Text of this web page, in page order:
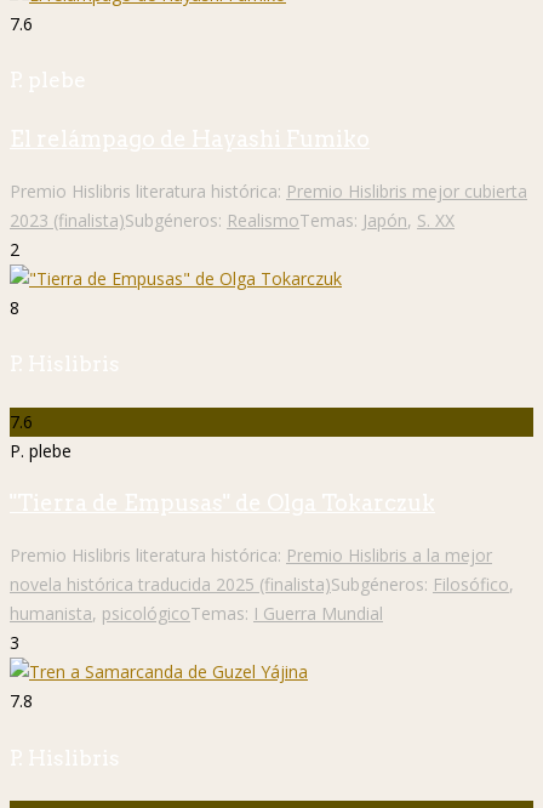
7.6
P. plebe
El relámpago de Hayashi Fumiko
Premio Hislibris literatura histórica: Premio Hislibris mejor cubierta
2023 (finalista)Subgéneros: RealismoTemas: Japón, S. XX
2
8
P. Hislibris
7.6
P. plebe
"Tierra de Empusas" de Olga Tokarczuk
Premio Hislibris literatura histórica: Premio Hislibris a la mejor
novela histórica traducida 2025 (finalista)Subgéneros: Filosófico,
humanista, psicológicoTemas: I Guerra Mundial
3
7.8
P. Hislibris